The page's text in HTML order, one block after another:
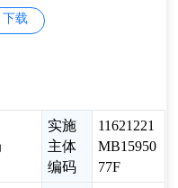
下载
实施
主体
编码
11621221
MB15950
77F